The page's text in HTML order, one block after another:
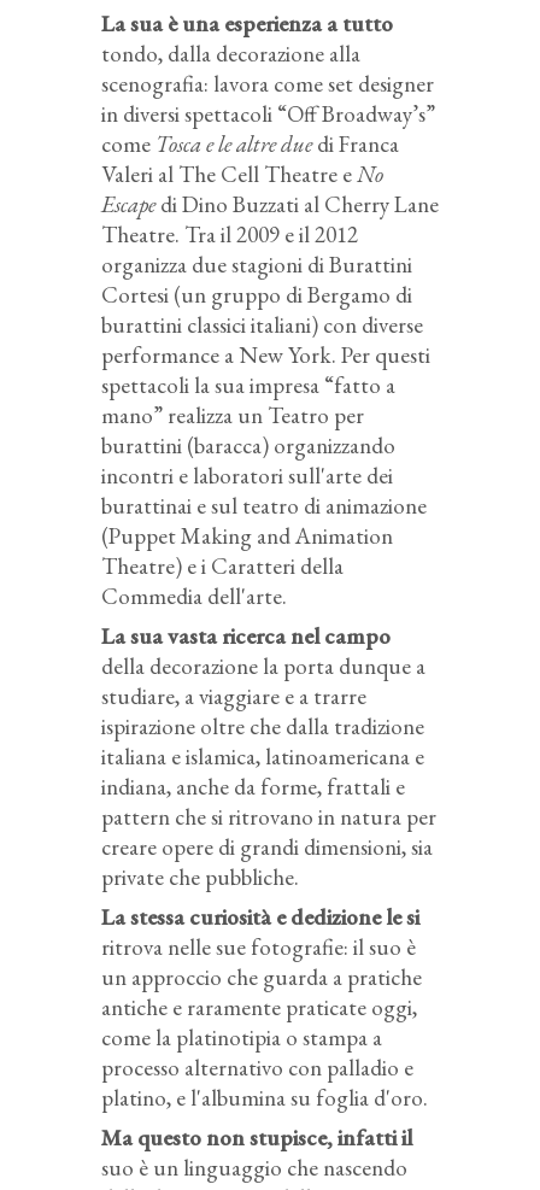
La sua è una esperienza a tutto
tondo, dalla decorazione alla
scenografia: lavora come set designer
in diversi spettacoli “Off Broadway’s”
come Tosca e le altre duedi Franca
Valeri al The Cell Theatre eNo
Escapedi Dino Buzzati al Cherry Lane
Theatre. Tra il 2009 e il 2012
organizza due stagioni di Burattini
Cortesi (un gruppo di Bergamo di
burattini classici italiani) con diverse
performance a New York. Per questi
spettacoli la sua impresa “fatto a
mano” realizza un Teatro per
burattini (baracca) organizzando
incontri e laboratori sull'arte dei
burattinai e sul teatro di animazione
(Puppet Making and Animation
Theatre) e i Caratteri della
Commedia dell'arte.
La sua vasta ricerca nel campo
della decorazione la porta dunque a
studiare, a viaggiare e a trarre
ispirazione oltre che dalla tradizione
italiana e islamica, latinoamericana e
indiana, anche da forme, frattali e
pattern che si ritrovano in natura per
creare opere di grandi dimensioni, sia
private che pubbliche.
La stessa curiosità e dedizione le si
ritrova nelle sue fotografie: il suo è
un approccio che guarda a pratiche
antiche e raramente praticate oggi,
come la platinotipia o stampa a
processo alternativo con palladio e
platino, e l'albumina su foglia d'oro.
Ma questo non stupisce, infatti il
suo è un linguaggio che nascendo